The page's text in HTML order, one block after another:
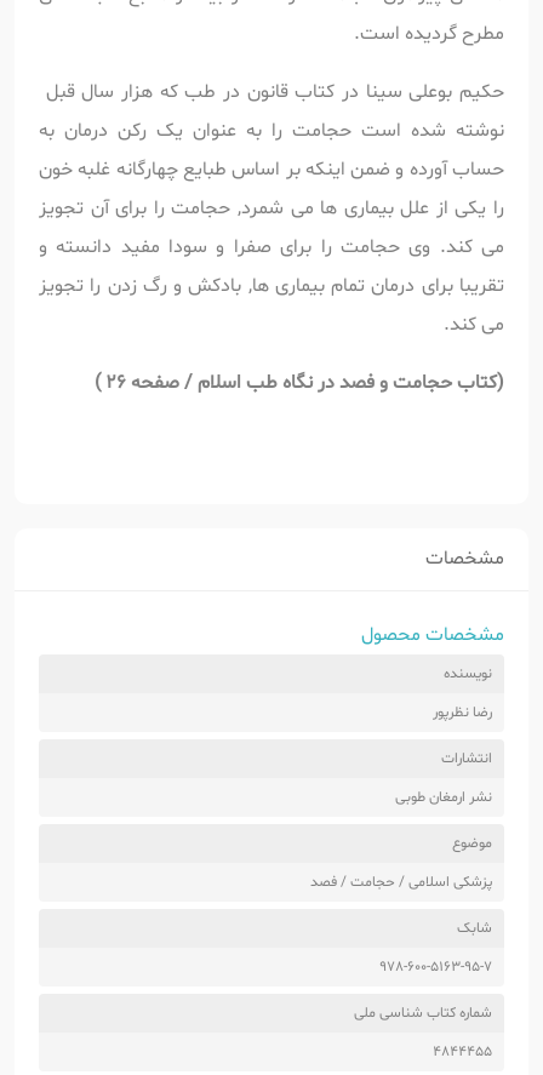
مطرح گردیده است.
حکیم بوعلی سینا در کتاب قانون در طب که هزار سال قبل
نوشته شده است حجامت را به عنوان یک رکن درمان به
حساب آورده و ضمن اینکه بر اساس طبایع چهارگانه غلبه خون
را یکی از علل بیماری ها می شمرد, حجامت را برای آن تجویز
می کند. وی حجامت را برای صفرا و سودا مفید دانسته و
تقریبا برای درمان تمام بیماری ها, بادکش و رگ زدن را تجویز
می کند.
(کتاب حجامت و فصد در نگاه طب اسلام/ صفحه 26 )
مشخصات
مشخصات محصول
نویسنده
رضا نظرپور
انتشارات
نشر ارمغان طوبی
موضوع
پزشکی اسلامی / حجامت / فصد
شابک
978-600-5163-95-7
شماره کتاب شناسی ملی
4844455